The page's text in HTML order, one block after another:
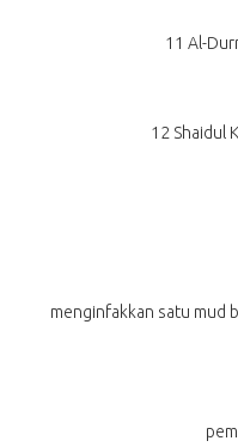
11 Al-
12 Shaidul
menginfakkan satu mud